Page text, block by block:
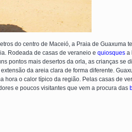
do centro de Maceió, a Praia de Guaxuma
Rodeada de casas de veraneio e quiosques a
pontos mais desertos da orla, as crianças se
da areia clara de forma diferente.
hora o calor típico da região. Pelas casas de
e poucos visitantes que vem a procura das